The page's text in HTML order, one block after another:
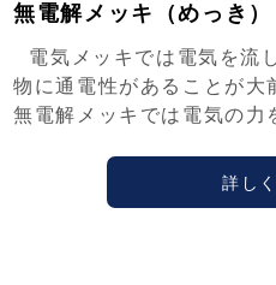
無電解メッキ（めっき）
電気メッキでは電気を流
物に通電性があることが大
無電解メッキでは電気の力
詳し